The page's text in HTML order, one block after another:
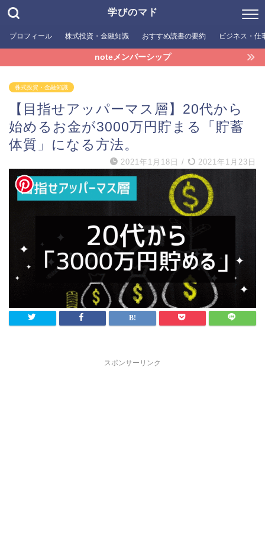
学びのマド
プロフィール 株式投資・金融知識 おすすめ読書の要約 ビジネス・仕
noteメンバーシップ
株式投資・金融知識
【目指せアッパーマス層】20代から
始めるお金が3000万円貯まる「貯蓄
体質」になる方法。
2021年1月18日 / 2021年1月23日
スポンサーリンク